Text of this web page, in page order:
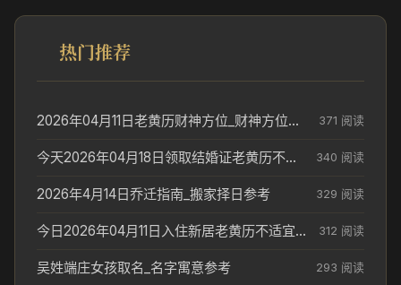
热门推荐
2026年04月11日老黄历财神方位_财神方位与供奉讲究 371 阅读
今天2026年04月18日领取结婚证老黄历不适合吗_领证日期参考 340 阅读
2026年4月14日乔迁指南_搬家择日参考 329 阅读
今日2026年04月11日入住新居老黄历不适宜吗_搬家择日参考 312 阅读
吴姓端庄女孩取名_名字寓意参考 293 阅读